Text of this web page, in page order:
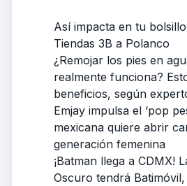
Así impacta en tu
Tiendas 3B a Polanco
¿Remojar los pies en
realmente funciona?
beneficios, según
Emjay impulsa el ‘pop
mexicana quiere abrir
generación femenina
¡Batman llega a CDMX!
Oscuro tendrá